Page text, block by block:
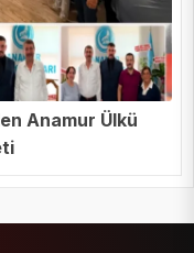
Anamur Ülkü